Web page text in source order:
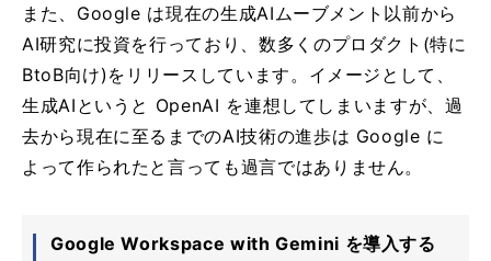
また、Google は現在の生成AIムーブメント以前から
AI研究に投資を行っており、数多くのプロダクト(特に
BtoB向け)をリリースしています。イメージとして、
生成AIというと OpenAI を連想してしまいますが、過
去から現在に至るまでのAI技術の進歩は Google に
よって作られたと言っても過言ではありません。
Google Workspace with Gemini を導入する